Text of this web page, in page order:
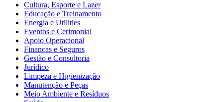
Cultura, Esporte e Lazer
Educação e Treinamento
Energia e Utilities
Eventos e Cerimonial
Apoio Operacional
Finanças e Seguros
Gestão e Consultoria
Jurídico
Limpeza e Higienização
Manutenção e Peças
Meio Ambiente e Resíduos